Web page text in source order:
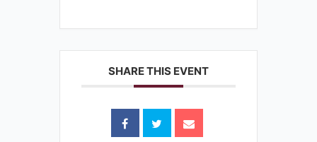
SHARE THIS EVENT